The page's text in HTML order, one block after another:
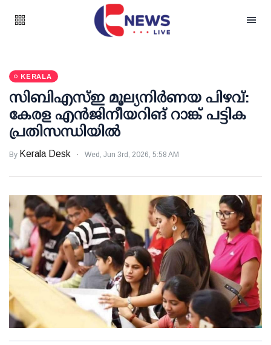
KERALA
സിബിഎസ്ഇ മൂല്യനിര്‍ണയ പിഴവ്:
കേരള എന്‍ജിനീയറിങ് റാങ്ക് പട്ടിക
പ്രതിസന്ധിയില്‍
By Kerala Desk Wed, Jun 3rd, 2026, 5:58 AM